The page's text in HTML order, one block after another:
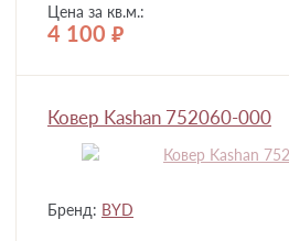
Цена за кв.м.:
4 100 руб.
Ковер Kashan 752060-000
Бренд: BYD